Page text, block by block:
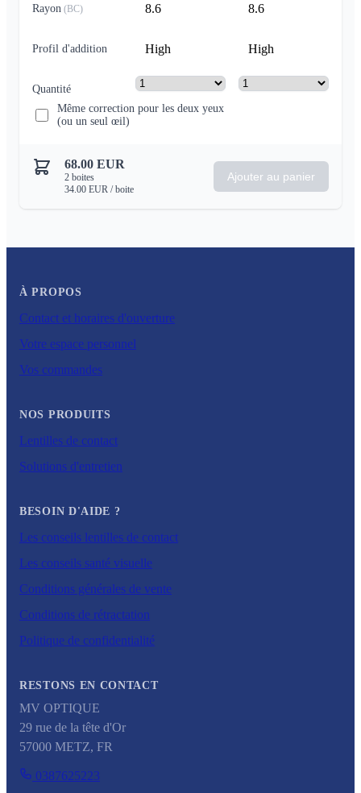
Rayon (BC) 8.6 8.6
Profil d'addition High High
Quantité
Même correction pour les deux yeux
(ou un seul œil)
68.00 EUR
2 boites
34.00 EUR / boite
Ajouter au panier
À PROPOS
Contact et horaires d'ouverture
Votre espace personnel
Vos commandes
NOS PRODUITS
Lentilles de contact
Solutions d'entretien
BESOIN D'AIDE ?
Les conseils lentilles de contact
Les conseils santé visuelle
Conditions générales de vente
Conditions de rétractation
Politique de confidentialité
RESTONS EN CONTACT
MV OPTIQUE
29 rue de la tête d'Or
57000 METZ, FR
0387625223